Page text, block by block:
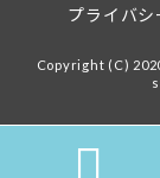
プライバ
Copyright (C)